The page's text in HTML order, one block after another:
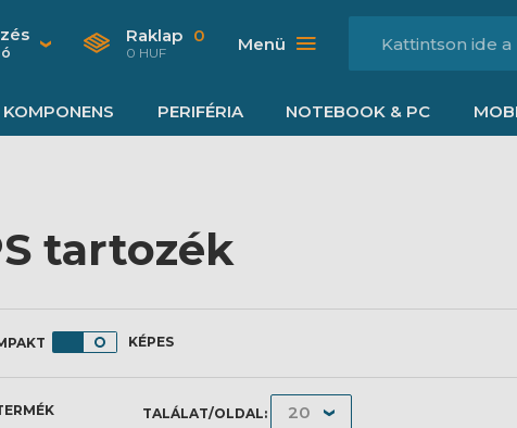
Raklap 0
0 HUF Menü
KOMPONENS PERIFÉRIA NOTEBOOK & PC
tartozék
KÉPES
TALÁLAT/OLDAL: